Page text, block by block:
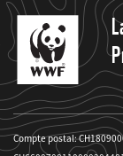
Compte postal: